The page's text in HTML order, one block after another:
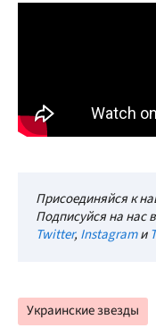
Присоединяйся к
Подписуйся на нас в
Twitter, Instagramи
Украинские звезды